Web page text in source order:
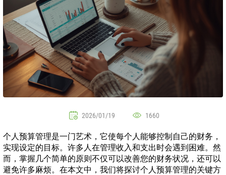
2026/01/19 1660
个人预算管理是一门艺术，它使每个人能够控制自己的财务，
实现设定的目标。许多人在管理收入和支出时会遇到困难。然
而，掌握几个简单的原则不仅可以改善您的财务状况，还可以
避免许多麻烦。在本文中，我们将探讨个人预算管理的关键方